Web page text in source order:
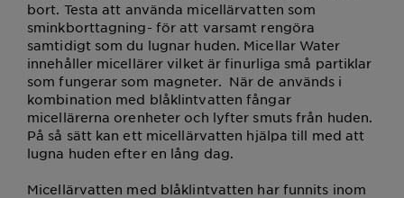
bort. Testa att använda micellärvatten som
sminkborttagning- för att varsamt rengöra
samtidigt som du lugnar huden. Micellar Water
innehåller micellärer vilket är finurliga små partiklar
som fungerar som magneter. När de används i
kombination med blåklintvatten fångar
micellärerna orenheter och lyfter smuts från huden.
På så sätt kan ett micellärvatten hjälpa till med att
lugna huden efter en lång dag.
Micellärvatten med blåklintvatten har funnits inom